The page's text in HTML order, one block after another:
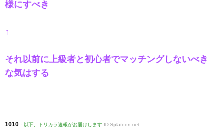
様にすべき
↑
それ以前に上級者と初心者でマッチングしないべき
な気はする
1010 : 以下、トリカラ速報がお届けします ID:Splatoon.net